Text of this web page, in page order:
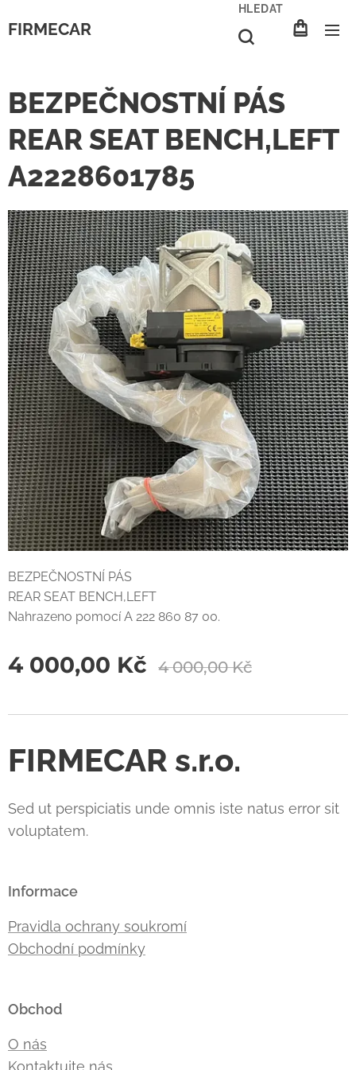
FIRMECAR
HLEDAT
BEZPEČNOSTNÍ PÁS
REAR SEAT BENCH,LEFT
A2228601785
BEZPEČNOSTNÍ PÁS
REAR SEAT BENCH,LEFT
Nahrazeno pomocí A 222 860 87 00.
4 000,00 Kč 4 000,00Kč
FIRMECAR s.r.o.
Sed ut perspiciatis unde omnis iste natus error sit
voluptatem.
Informace
Pravidla ochrany soukromí
Obchodní podmínky
Obchod
O nás
Kontaktujte nás